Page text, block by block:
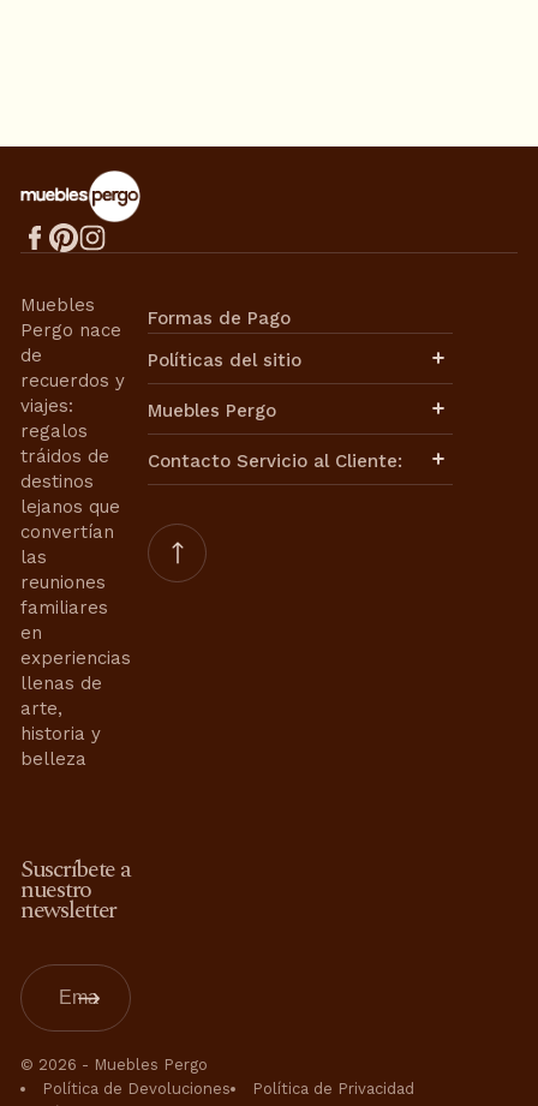
Muebles
Pergo nace
de
recuerdos y
viajes:
regalos
tráidos de
destinos
lejanos que
convertían
las
reuniones
familiares
en
experiencias
llenas de
arte,
historia y
belleza
Suscríbete a
nuestro
newsletter
Formas de Pago
Políticas del sitio
Términos de Uso
Muebles Pergo
Cambios y Devoluciones
Nuestra Historia
Nuestra Misión
Aviso de Privacidad
Contacto Servicio al Cliente:
ventasweb@mueblespergo.com
© 2026 - Muebles Pergo
Política de Devoluciones
Política de Privacidad